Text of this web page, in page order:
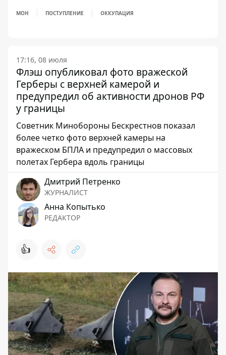
МОН ПОСТУПЛЕНИЕ ОККУПАЦИЯ
17:16, 08 июля
Флэш опубликовал фото вражеской
Герберы с верхней камерой и
предупредил об активности дронов РФ
у границы
Советник Минобороны Бескрестнов показал
более четко фото верхней камеры на
вражеском БПЛА и предупредил о массовых
полетах Гербера вдоль границы
Дмитрий Петренко
ЖУРНАЛИСТ
Анна Копытько
РЕДАКТОР
👍